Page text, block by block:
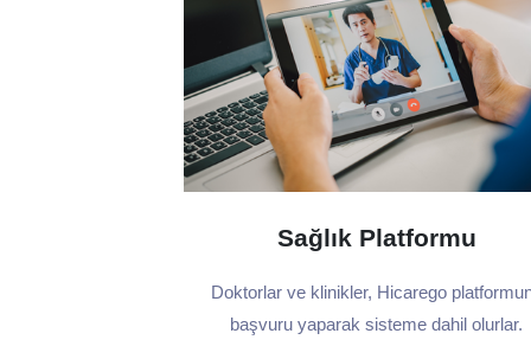
Sağlık Platformu
Doktorlar ve klinikler, Hicarego
başvuru yaparak sisteme dahil olurlar.